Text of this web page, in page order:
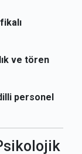
ve tören
personel